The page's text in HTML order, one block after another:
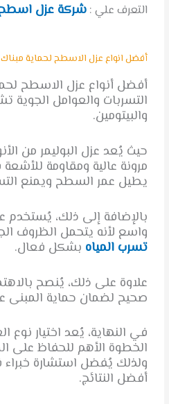
التعرف علي :شركة عزل اسطح
أفضل انواع عزل الاسطح لحماية
أفضل أنواع عزل الاسطح
التسربات والعوامل الجوية
والبيتومين.
حيث يُعد عزل البوليمر من
مرونة عالية ومقاومة
يطيل عمر السطح ويمنع
بالإضافة إلى ذلك، يُستخدم
واسع لأنه يتحمل الظروف
تسرب المياه بشكل فعال.
علاوة على ذلك، يُنصح
صحيح لضمان حماية المبنى
في النهاية، يُعد اختيار نوع
الخطوة الأهم للحفاظ على
ولذلك يُفضل استشارة
أفضل النتائج.